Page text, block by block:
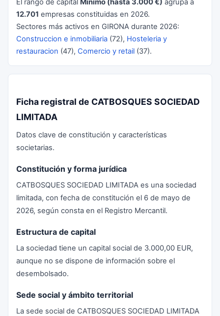
El rango de capital Minimo (hasta 3.000 €) agrupa a
12.701 empresas constituidas en 2026.
Sectores más activos en GIRONA durante 2026:
Construccion e inmobiliaria (72), Hosteleria y
restauracion (47), Comercio y retail (37).
Ficha registral de CATBOSQUES SOCIEDAD
LIMITADA
Datos clave de constitución y características
societarias.
Constitución y forma jurídica
CATBOSQUES SOCIEDAD LIMITADA es una sociedad
limitada, con fecha de constitución el 6 de mayo de
2026, según consta en el Registro Mercantil.
Estructura de capital
La sociedad tiene un capital social de 3.000,00 EUR,
aunque no se dispone de información sobre el
desembolsado.
Sede social y ámbito territorial
La sede social de CATBOSQUES SOCIEDAD LIMITADA